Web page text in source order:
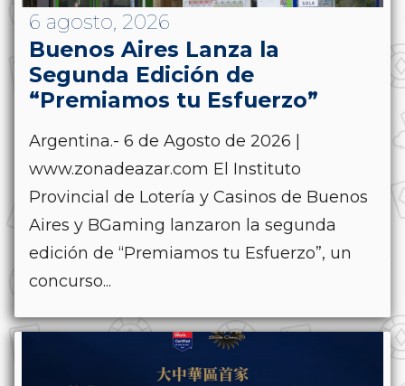
6 agosto, 2026
Buenos Aires Lanza la
Segunda Edición de
“Premiamos tu Esfuerzo”
Argentina.- 6 de Agosto de 2026 |
www.zonadeazar.com El Instituto
Provincial de Lotería y Casinos de Buenos
Aires y BGaming lanzaron la segunda
edición de “Premiamos tu Esfuerzo”, un
concurso...